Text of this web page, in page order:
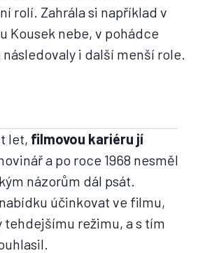
rolí. Zahrála si například v
Kousek nebe, v pohádce
i další menší role.
let, filmovou kariéru jí
a po roce 1968 nesměl
názorům dál psát.
účinkovat ve filmu,
tehdejšímu režimu, a s tím